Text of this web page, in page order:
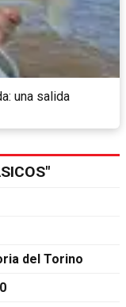
una salida
del Torino